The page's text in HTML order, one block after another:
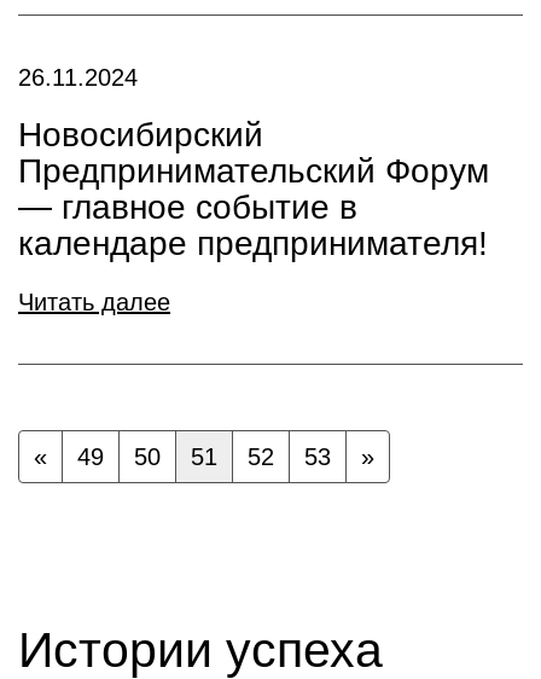
26.11.2024
Новосибирский
Предпринимательский Форум
— главное событие в
календаре предпринимателя!
Читать далее
« 49 50 51 52 53 »
Истории успеха